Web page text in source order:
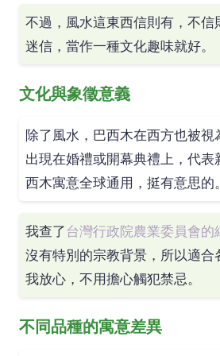
不過，風水這東西信則有，不信
迷信，當作一種文化趣味就好。
文化與象徵意義
除了風水，巴西木在西方也被視
出現在婚禮或開幕典禮上，代表
西木寓意全球通用，挺有意思的。
我查了 台灣行政院農業委員會的
沒有特別的宗教背景，所以適合
我放心，不用擔心觸犯禁忌。
不同品種的寓意差異